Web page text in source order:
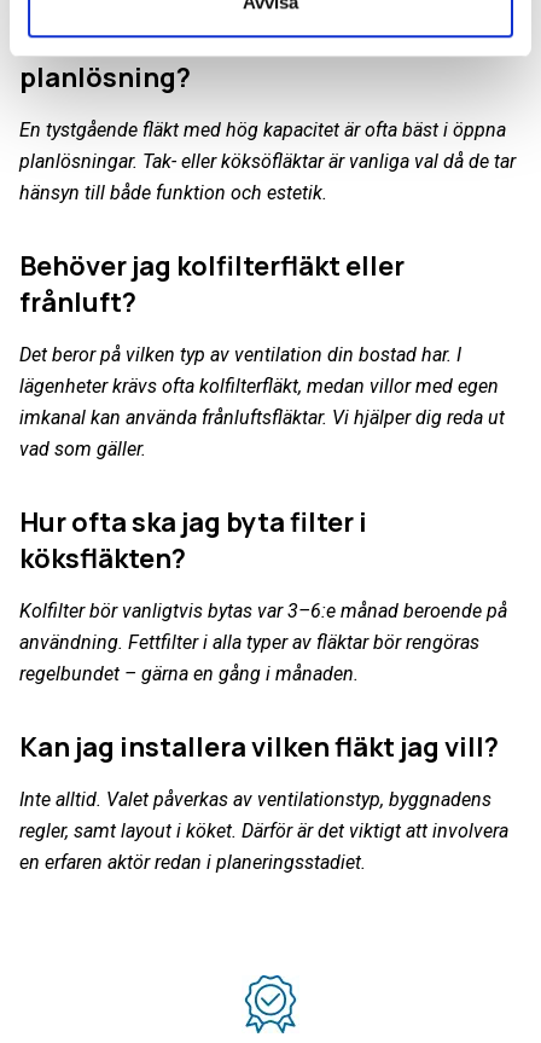
Vilken köksfläkt passar bäst i en öppen
planlösning?
En tystgående fläkt med hög kapacitet är ofta bäst i öppna
planlösningar. Tak- eller köksöfläktar är vanliga val då de tar
hänsyn till både funktion och estetik.
Behöver jag kolfilterfläkt eller
frånluft?
Det beror på vilken typ av ventilation din bostad har. I
lägenheter krävs ofta kolfilterfläkt, medan villor med egen
imkanal kan använda frånluftsfläktar. Vi hjälper dig reda ut
vad som gäller.
Hur ofta ska jag byta filter i
köksfläkten?
Kolfilter bör vanligtvis bytas var 3–6:e månad beroende på
användning. Fettfilter i alla typer av fläktar bör rengöras
regelbundet – gärna en gång i månaden.
Kan jag installera vilken fläkt jag vill?
Inte alltid. Valet påverkas av ventilationstyp, byggnadens
regler, samt layout i köket. Därför är det viktigt att involvera
en erfaren aktör redan i planeringsstadiet.